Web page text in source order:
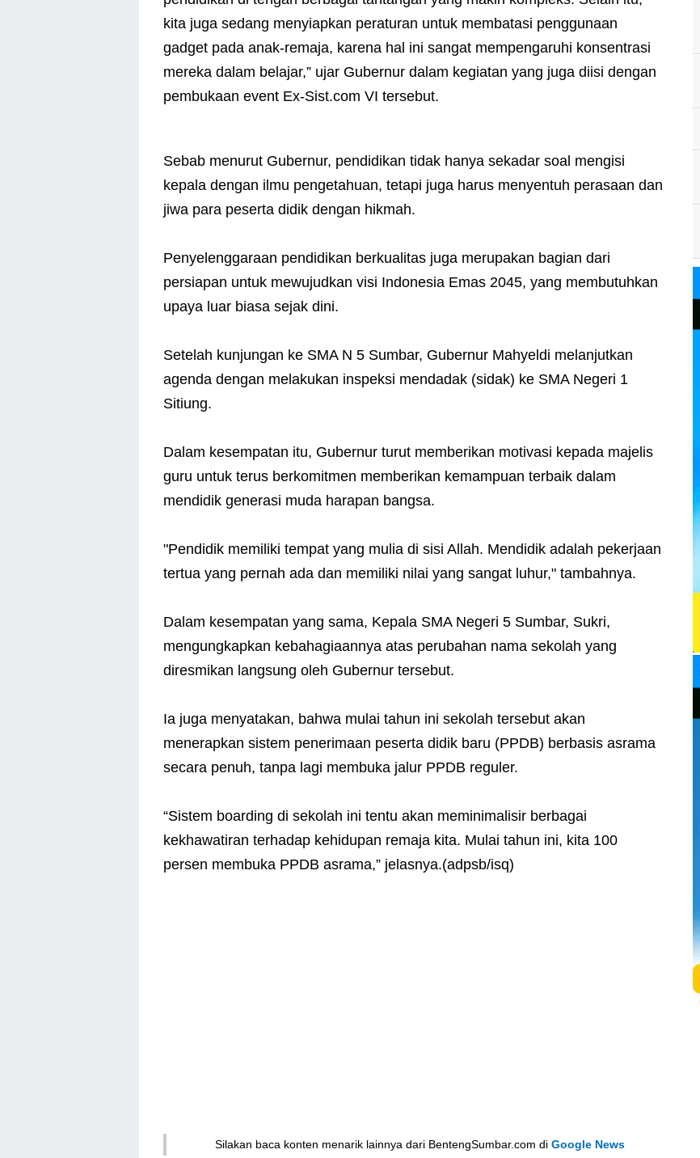
kita juga sedang menyiapkan peraturan untuk membatasi penggunaan
gadget pada anak-remaja, karena hal ini sangat mempengaruhi konsentrasi
mereka dalam belajar,” ujar Gubernur dalam kegiatan yang juga diisi dengan
pembukaan event Ex-Sist.com VI tersebut.
Sebab menurut Gubernur, pendidikan tidak hanya sekadar soal mengisi
kepala dengan ilmu pengetahuan, tetapi juga harus menyentuh perasaan dan
jiwa para peserta didik dengan hikmah.
Penyelenggaraan pendidikan berkualitas juga merupakan bagian dari
persiapan untuk mewujudkan visi Indonesia Emas 2045, yang membutuhkan
upaya luar biasa sejak dini.
Setelah kunjungan ke SMA N 5 Sumbar, Gubernur Mahyeldi melanjutkan
agenda dengan melakukan inspeksi mendadak (sidak) ke SMA Negeri 1
Sitiung.
Dalam kesempatan itu, Gubernur turut memberikan motivasi kepada majelis
guru untuk terus berkomitmen memberikan kemampuan terbaik dalam
mendidik generasi muda harapan bangsa.
"Pendidik memiliki tempat yang mulia di sisi Allah. Mendidik adalah pekerjaan
tertua yang pernah ada dan memiliki nilai yang sangat luhur," tambahnya.
Dalam kesempatan yang sama, Kepala SMA Negeri 5 Sumbar, Sukri,
mengungkapkan kebahagiaannya atas perubahan nama sekolah yang
diresmikan langsung oleh Gubernur tersebut.
Ia juga menyatakan, bahwa mulai tahun ini sekolah tersebut akan
menerapkan sistem penerimaan peserta didik baru (PPDB) berbasis asrama
secara penuh, tanpa lagi membuka jalur PPDB reguler.
“Sistem boarding di sekolah ini tentu akan meminimalisir berbagai
kekhawatiran terhadap kehidupan remaja kita. Mulai tahun ini, kita 100
persen membuka PPDB asrama,” jelasnya.(adpsb/isq)
Silakan baca konten menarik lainnya dari BentengSumbar.com diGoogle News